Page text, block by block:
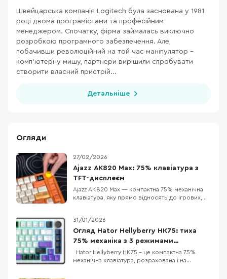
Швейцарська компанія Logitech була заснована у 1981
році двома програмістами та професійним
менеджером. Спочатку, фірма займалась виключно
розробкою програмного забезпечення. Але,
побачивши революційний на той час маніпулятор –
комп’ютерну мишу, партнери вирішили спробувати
створити власний пристрій...
Детальніше
Огляди
27/02/2026
Ajazz AK820 Max: 75% клавіатура з
TFT-дисплеєм
Ajazz AK820 Max — компактна 75% механічна
клавіатура, яку прямо відносять до ігрових,
живлення та три режими підключення
(дротовий, Bluetooth 5.0 і радіо 2.4 ГГц). У
версії з помітним оранжевим кольором
31/01/2026
Огляд Hator Hellyberry HK75: тиха
75% механіка з 3 режимами
підключення
механічна клавіатура, розрахована і на